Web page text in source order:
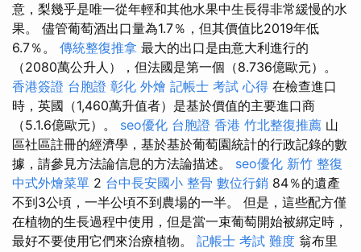
意，梨幾乎是唯一從年輕和其他水果中生長得非常緩慢的水
果。 儘管葡萄酒出口量為1.7％，但其價值比2019年低
6.7％。 傳統整復推拿 最大的出口是由意大利進行的
（2080萬公升人），但法國是第一個（8.736億歐元）。
香港簽證 台胞證 彰化 外燴 記帳士 考試 心得 在檢查進口
時，英國（1,460萬升值者）是基於價值的主要進口商
（5.1.6億歐元）。 seo優化 台胞證 香港 竹北整復推薦 山
區社區註冊的經濟學，基於基於葡萄園統計的行政記錄的數
據，請參見方法論信息的方法論描述。 seo優化 新竹 整復
中式外燴菜單 2 台中長安國小 整骨 數位行銷 84％的遺產
不到3公頃，一半公頃不到農場的一半。 但是，這些配方僅
在植物的生長過程中使用，但是當一束葡萄開始被綁定時，
最好不要使用它們來治療植物。 記帳士 考試 難度 翁布里